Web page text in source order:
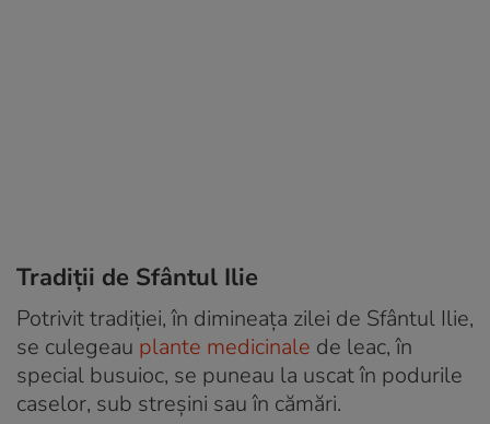
Tradiții de Sfântul Ilie
Potrivit tradiţiei, în dimineaţa zilei de Sfântul Ilie,
se culegeau plante medicinale de leac, în
special busuioc, se puneau la uscat în podurile
caselor, sub streşini sau în cămări.